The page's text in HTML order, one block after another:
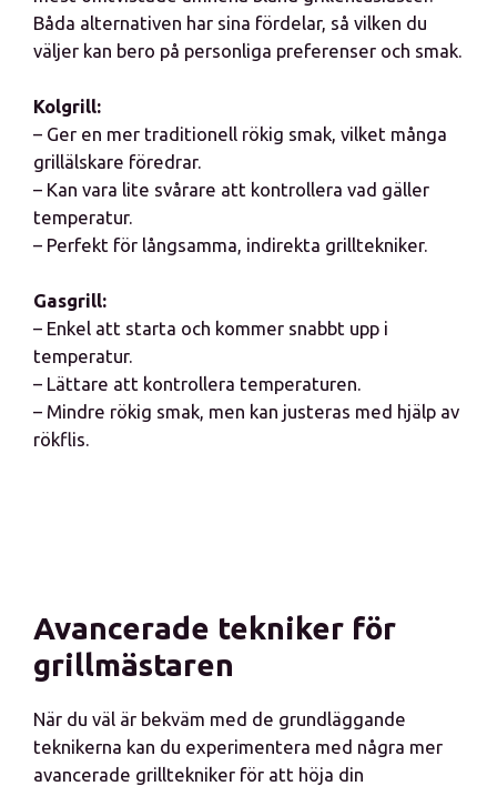
Båda alternativen har sina fördelar, så vilken du
väljer kan bero på personliga preferenser och smak.
Kolgrill:
– Ger en mer traditionell rökig smak, vilket många
grillälskare föredrar.
– Kan vara lite svårare att kontrollera vad gäller
temperatur.
– Perfekt för långsamma, indirekta grilltekniker.
Gasgrill:
– Enkel att starta och kommer snabbt upp i
temperatur.
– Lättare att kontrollera temperaturen.
– Mindre rökig smak, men kan justeras med hjälp av
rökflis.
Avancerade tekniker för
grillmästaren
När du väl är bekväm med de grundläggande
teknikerna kan du experimentera med några mer
avancerade grilltekniker för att höja din